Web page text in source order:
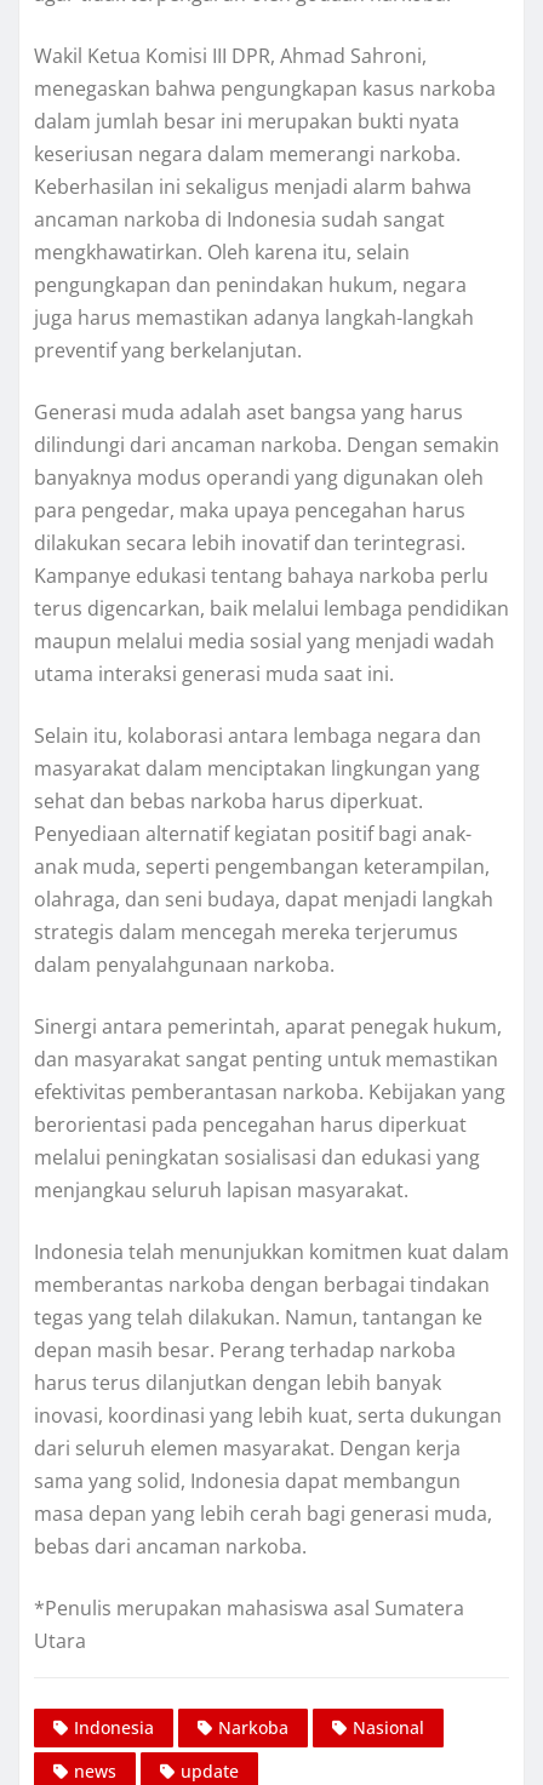
Wakil Ketua Komisi III DPR, Ahmad Sahroni,
menegaskan bahwa pengungkapan kasus narkoba
dalam jumlah besar ini merupakan bukti nyata
keseriusan negara dalam memerangi narkoba.
Keberhasilan ini sekaligus menjadi alarm bahwa
ancaman narkoba di Indonesia sudah sangat
mengkhawatirkan. Oleh karena itu, selain
pengungkapan dan penindakan hukum, negara
juga harus memastikan adanya langkah-langkah
preventif yang berkelanjutan.
Generasi muda adalah aset bangsa yang harus
dilindungi dari ancaman narkoba. Dengan semakin
banyaknya modus operandi yang digunakan oleh
para pengedar, maka upaya pencegahan harus
dilakukan secara lebih inovatif dan terintegrasi.
Kampanye edukasi tentang bahaya narkoba perlu
terus digencarkan, baik melalui lembaga pendidikan
maupun melalui media sosial yang menjadi wadah
utama interaksi generasi muda saat ini.
Selain itu, kolaborasi antara lembaga negara dan
masyarakat dalam menciptakan lingkungan yang
sehat dan bebas narkoba harus diperkuat.
Penyediaan alternatif kegiatan positif bagi anak-
anak muda, seperti pengembangan keterampilan,
olahraga, dan seni budaya, dapat menjadi langkah
strategis dalam mencegah mereka terjerumus
dalam penyalahgunaan narkoba.
Sinergi antara pemerintah, aparat penegak hukum,
dan masyarakat sangat penting untuk memastikan
efektivitas pemberantasan narkoba. Kebijakan yang
berorientasi pada pencegahan harus diperkuat
melalui peningkatan sosialisasi dan edukasi yang
menjangkau seluruh lapisan masyarakat.
Indonesia telah menunjukkan komitmen kuat dalam
memberantas narkoba dengan berbagai tindakan
tegas yang telah dilakukan. Namun, tantangan ke
depan masih besar. Perang terhadap narkoba
harus terus dilanjutkan dengan lebih banyak
inovasi, koordinasi yang lebih kuat, serta dukungan
dari seluruh elemen masyarakat. Dengan kerja
sama yang solid, Indonesia dapat membangun
masa depan yang lebih cerah bagi generasi muda,
bebas dari ancaman narkoba.
*Penulis merupakan mahasiswa asal Sumatera
Utara
Indonesia Narkoba
Nasional
news
update